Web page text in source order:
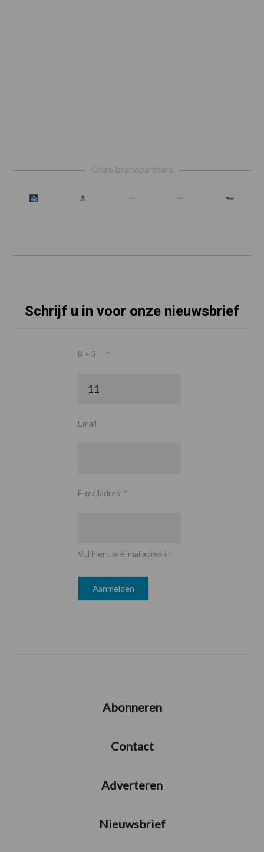
Onze brandpartners
Schrijf u in voor onze nieuwsbrief
8 + 3 = *
Email
E-mailadres *
Vul hier uw e-mailadres in
Abonneren
Contact
Adverteren
Nieuwsbrief